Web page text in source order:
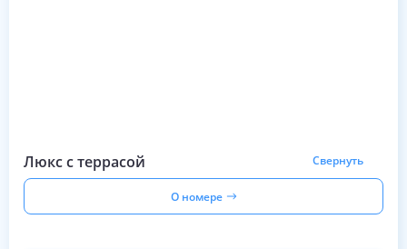
Люкс с террасой Свернуть
О номере